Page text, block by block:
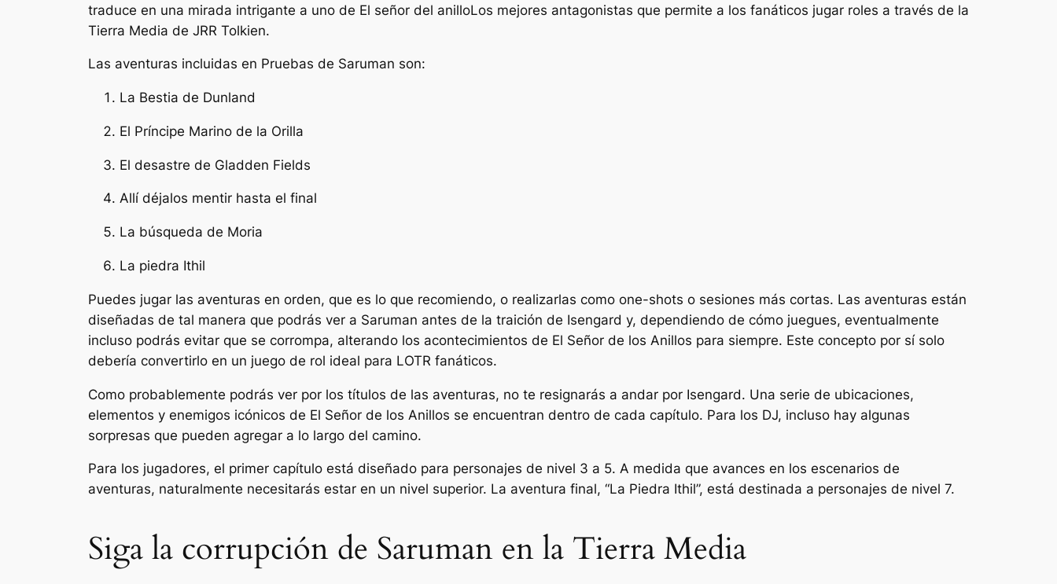
traduce en una mirada intrigante a uno de El señor del anilloLos mejores antagonistas que permite a los fanáticos jugar roles a través de la
Tierra Media de JRR Tolkien.
Las aventuras incluidas en Pruebas de Saruman son:
La Bestia de Dunland
El Príncipe Marino de la Orilla
El desastre de Gladden Fields
Allí déjalos mentir hasta el final
La búsqueda de Moria
La piedra Ithil
Puedes jugar las aventuras en orden, que es lo que recomiendo, o realizarlas como one-shots o sesiones más cortas. Las aventuras están
diseñadas de tal manera que podrás ver a Saruman antes de la traición de Isengard y, dependiendo de cómo juegues, eventualmente
incluso podrás evitar que se corrompa, alterando los acontecimientos de El Señor de los Anillos para siempre. Este concepto por sí solo
debería convertirlo en un juego de rol ideal para LOTR fanáticos.
Como probablemente podrás ver por los títulos de las aventuras, no te resignarás a andar por Isengard. Una serie de ubicaciones,
elementos y enemigos icónicos de El Señor de los Anillos se encuentran dentro de cada capítulo. Para los DJ, incluso hay algunas
sorpresas que pueden agregar a lo largo del camino.
Para los jugadores, el primer capítulo está diseñado para personajes de nivel 3 a 5. A medida que avances en los escenarios de
aventuras, naturalmente necesitarás estar en un nivel superior. La aventura final, “La Piedra Ithil”, está destinada a personajes de nivel 7.
Siga la corrupción de Saruman en la Tierra Media